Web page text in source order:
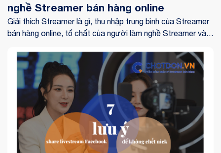
nghề Streamer bán hàng online
Giải thích Streamer là gì, thu nhập trung bình của Streamer
bán hàng online, tố chất của người làm nghề Streamer và